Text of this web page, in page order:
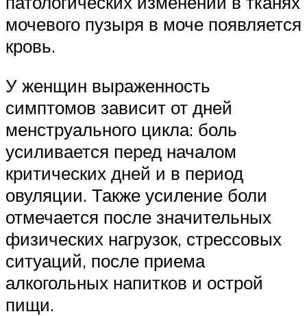
мочевого пузыря в моче появляется
кровь.
У женщин выраженность
симптомов зависит от дней
менструального цикла: боль
усиливается перед началом
критических дней и в период
овуляции. Также усиление боли
отмечается после значительных
физических нагрузок, стрессовых
ситуаций, после приема
алкогольных напитков и острой
пищи.